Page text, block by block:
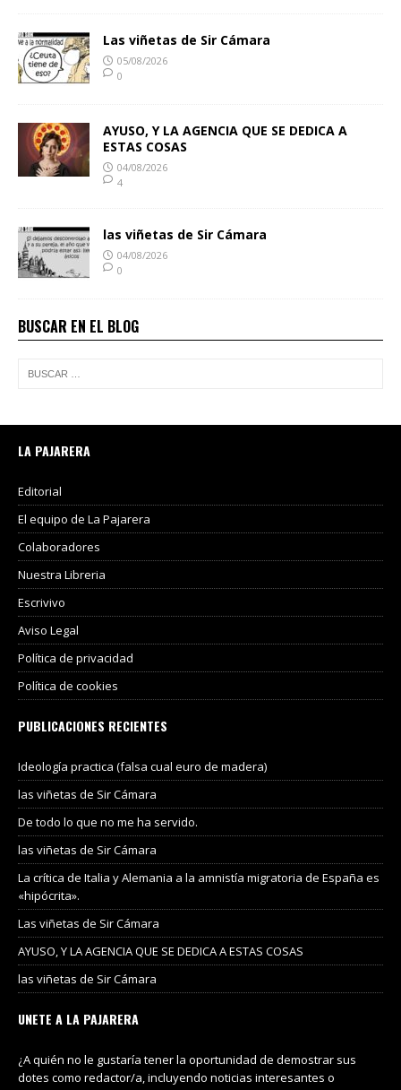
Las viñetas de Sir Cámara
05/08/2026
0
AYUSO, Y LA AGENCIA QUE SE DEDICA A
ESTAS COSAS
04/08/2026
4
las viñetas de Sir Cámara
04/08/2026
0
BUSCAR EN EL BLOG
LA PAJARERA
Editorial
El equipo de La Pajarera
Colaboradores
Nuestra Libreria
Escrivivo
Aviso Legal
Política de privacidad
Política de cookies
PUBLICACIONES RECIENTES
Ideología practica (falsa cual euro de madera)
las viñetas de Sir Cámara
De todo lo que no me ha servido.
las viñetas de Sir Cámara
La crítica de Italia y Alemania a la amnistía migratoria de España es
«hipócrita».
Las viñetas de Sir Cámara
AYUSO, Y LA AGENCIA QUE SE DEDICA A ESTAS COSAS
las viñetas de Sir Cámara
UNETE A LA PAJARERA
¿A quién no le gustaría tener la oportunidad de demostrar sus
dotes como redactor/a, incluyendo noticias interesantes o